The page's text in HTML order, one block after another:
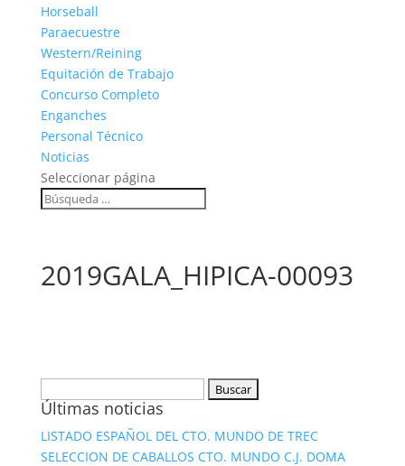
Horseball
Paraecuestre
Western/Reining
Equitación de Trabajo
Concurso Completo
Enganches
Personal Técnico
Noticias
Seleccionar página
2019GALA_HIPICA-00093
Últimas noticias
LISTADO ESPAÑOL DEL CTO. MUNDO DE TREC
SELECCION DE CABALLOS CTO. MUNDO C.J. DOMA